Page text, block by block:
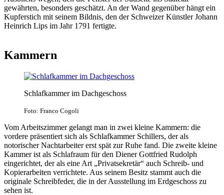
gewährten, besonders geschätzt. An der Wand gegenüber hängt ein
Kupferstich mit seinem Bildnis, den der Schweizer Künstler Johann
Heinrich Lips im Jahr 1791 fertigte.
Kammern
Schlafkammer im Dachgeschoss
Foto: Franco Cogoli
Vom Arbeitszimmer gelangt man in zwei kleine Kammern: die
vordere präsentiert sich als Schlafkammer Schillers, der als
notorischer Nachtarbeiter erst spät zur Ruhe fand. Die zweite kleine
Kammer ist als Schlafraum für den Diener Gottfried Rudolph
eingerichtet, der als eine Art „Privatsekretär“ auch Schreib- und
Kopierarbeiten verrichtete. Aus seinem Besitz stammt auch die
originale Schreibfeder, die in der Ausstellung im Erdgeschoss zu
sehen ist.